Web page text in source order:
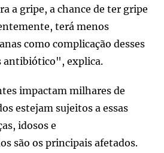
a gripe, a chance de ter gripe
terá menos
como complicação desses
antibiótico", explica.
impactam milhares de
estejam sujeitos a essas
idosos e
são os principais afetados.